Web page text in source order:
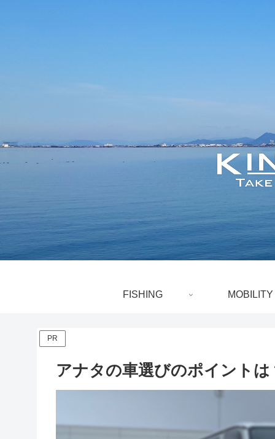
FISHING MOBILITY
PR
アナタの車選びのポイントは